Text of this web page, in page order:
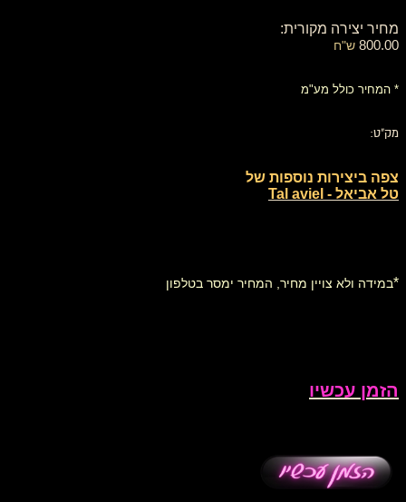
מחיר יצירה מקורית:
800.00 ש"ח
* המחיר כולל מע"מ
מק"ט:
צפה ביצירות נוספות של
טל אביאל - Tal aviel
*במידה ולא צויין מחיר, המחיר ימסר בטלפון
הזמן עכשיו